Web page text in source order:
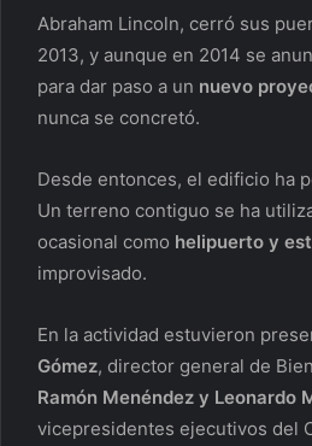
Abraham Lincoln, cerró sus
2013, y aunque en 2014 se
para dar paso a un nuevo
nunca se concretó.
Desde entonces, el edificio ha
Un terreno contiguo se ha
ocasional como helipuerto y
improvisado.
En la actividad estuvieron
Gómez, director general de
Ramón Menéndez y Leonardo
vicepresidentes ejecutivos del